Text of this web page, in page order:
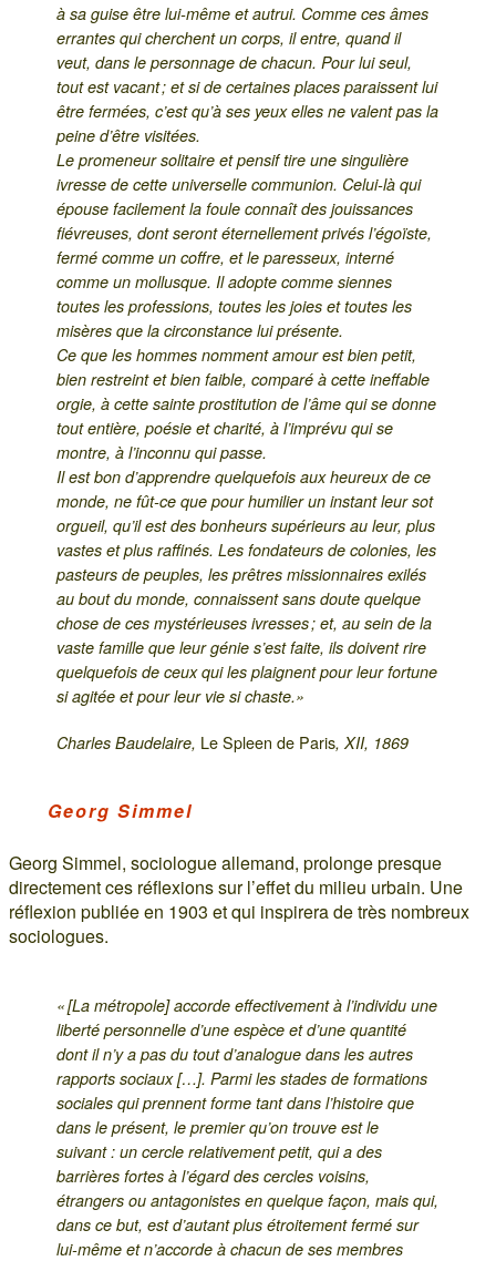
à sa guise être lui-même et autrui. Comme ces âmes
errantes qui cherchent un corps, il entre, quand il
veut, dans le personnage de chacun. Pour lui seul,
tout est vacant ; et si de certaines places paraissent lui
être fermées, c’est qu’à ses yeux elles ne valent pas la
peine d’être visitées.
Le promeneur solitaire et pensif tire une singulière
ivresse de cette universelle communion. Celui-là qui
épouse facilement la foule connaît des jouissances
fiévreuses, dont seront éternellement privés l’égoïste,
fermé comme un coffre, et le paresseux, interné
comme un mollusque. Il adopte comme siennes
toutes les professions, toutes les joies et toutes les
misères que la circonstance lui présente.
Ce que les hommes nomment amour est bien petit,
bien restreint et bien faible, comparé à cette ineffable
orgie, à cette sainte prostitution de l’âme qui se donne
tout entière, poésie et charité, à l’imprévu qui se
montre, à l’inconnu qui passe.
Il est bon d’apprendre quelquefois aux heureux de ce
monde, ne fût-ce que pour humilier un instant leur sot
orgueil, qu’il est des bonheurs supérieurs au leur, plus
vastes et plus raffinés. Les fondateurs de colonies, les
pasteurs de peuples, les prêtres missionnaires exilés
au bout du monde, connaissent sans doute quelque
chose de ces mystérieuses ivresses ; et, au sein de la
vaste famille que leur génie s’est faite, ils doivent rire
quelquefois de ceux qui les plaignent pour leur fortune
si agitée et pour leur vie si chaste.»
Charles Baudelaire, Le Spleen de Paris, XII, 1869
Georg Simmel
Georg Simmel, sociologue allemand, prolonge presque
directement ces réflexions sur l’effet du milieu urbain. Une
réflexion publiée en 1903 et qui inspirera de très nombreux
sociologues.
« [La métropole] accorde effectivement à l’individu une
liberté personnelle d’une espèce et d’une quantité
dont il n’y a pas du tout d’analogue dans les autres
rapports sociaux […]. Parmi les stades de formations
sociales qui prennent forme tant dans l’histoire que
dans le présent, le premier qu’on trouve est le
suivant : un cercle relativement petit, qui a des
barrières fortes à l’égard des cercles voisins,
étrangers ou antagonistes en quelque façon, mais qui,
dans ce but, est d’autant plus étroitement fermé sur
lui-même et n’accorde à chacun de ses membres